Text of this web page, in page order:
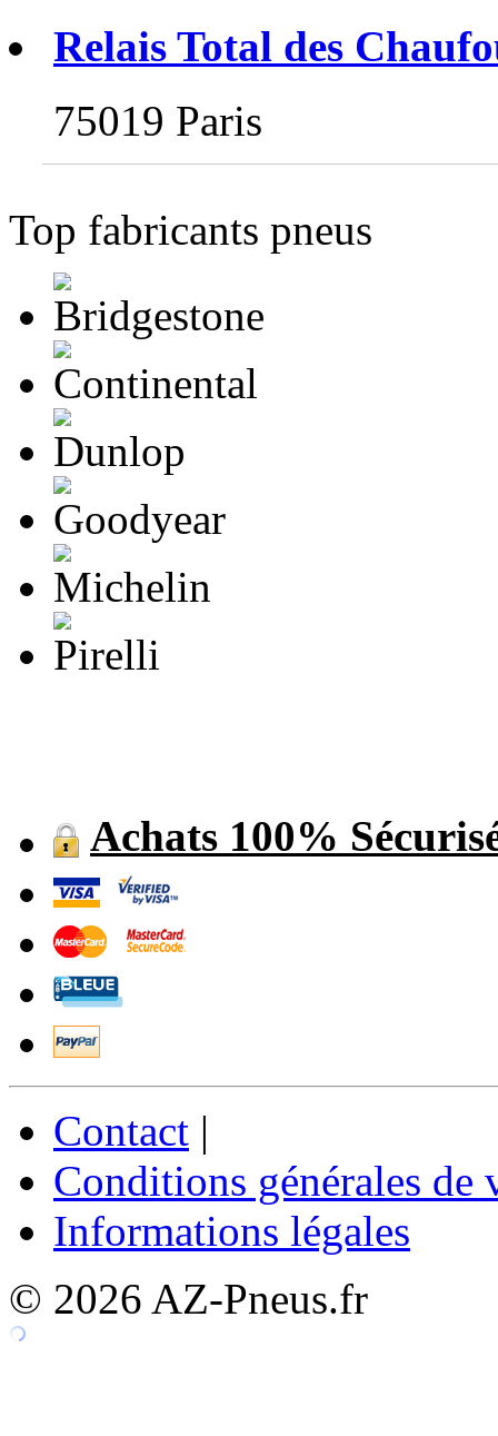
Relais Total des
75019 Paris
Top fabricants pneus
Achats 100%
Contact |
Conditions générales de
Informations légales
© 2026 AZ-Pneus.fr